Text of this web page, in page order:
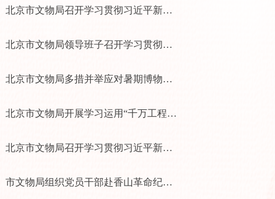
北京市文物局召开学习贯彻习近平新时代中国特色社会主义思想主题教育总结会议
北京市文物局领导班子召开学习贯彻习近平新时代中国特色社会主义思想主题教育专题民主...
北京市文物局多措并举应对暑期博物馆大客流
北京市文物局开展学习运用“千万工程”经验专题交流研讨
北京市文物局召开学习贯彻习近平新时代中国特色社会主义思想主题教育调研成果交流会
市文物局组织党员干部赴香山革命纪念馆参观学习